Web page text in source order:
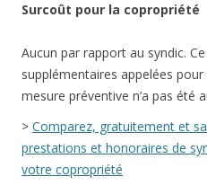
Surcoût pour la copropriété
Aucun par rapport au syndic.
supplémentaires appelées
mesure préventive n’a pas été
> Comparez, gratuitement et
prestations et honoraires de
votre copropriété